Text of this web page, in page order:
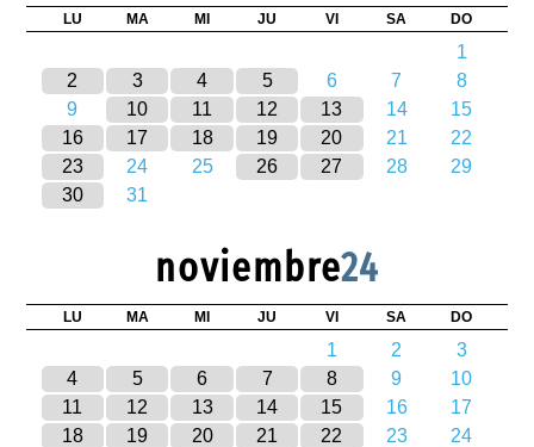
LU MA MI JU VI SA DO
1
2
3 4 5 6 7
8
9
10 11 12 13 14
15
16
17 18 19 20 21
22
23
24 25 26 27 28
29
30
31
noviembre24
LU MA MI JU VI SA DO
1 2
3
4
5 6 7 8 9
10
11
12 13 14 15 16
17
18
19 20 21 22 23
24